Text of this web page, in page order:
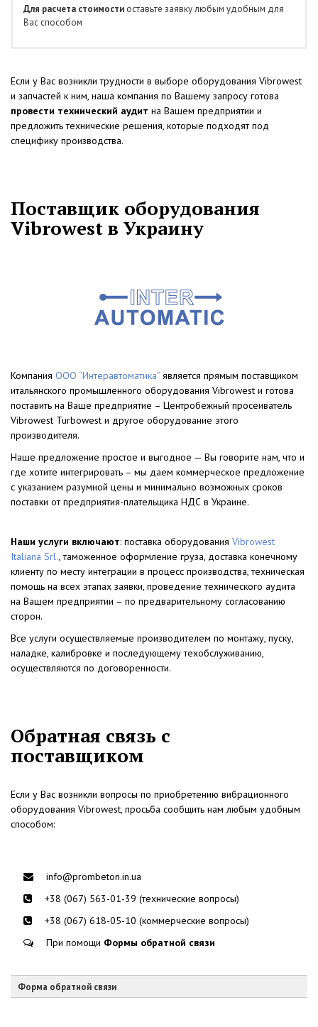
Для расчета стоимости оставьте заявку любым удобным для
Вас способом
Если у Вас возникли трудности в выборе оборудования Vibrowest
и запчастей к ним, наша компания по Вашему запросу готова
провести технический аудит на Вашем предприятии и
предложить технические решения, которые подходят под
специфику производства.
Поставщик оборудования
Vibrowest в Украину
Компания ООО “Интеравтоматика” является прямым поставщиком
итальянского промышленного оборудования Vibrowest и готова
поставить на Ваше предприятие – Центробежный просеиватель
Vibrowest Turbowest и другое оборудование этого
производителя.
Наше предложение простое и выгодное — Вы говорите нам, что и
где хотите интегрировать – мы даем коммерческое предложение
с указанием разумной цены и минимально возможных сроков
поставки от предприятия-плательщика НДС в Украине.
Наши услуги включают: поставка оборудования Vibrowest
Italiana Srl., таможенное оформление груза, доставка конечному
клиенту по месту интеграции в процесс производства, техническая
помощь на всех этапах заявки, проведение технического аудита
на Вашем предприятии – по предварительному согласованию
сторон.
Все услуги осуществляемые производителем по монтажу, пуску,
наладке, калибровке и последующему техобслуживанию,
осуществляются по договоренности.
Обратная связь с
поставщиком
Если у Вас возникли вопросы по приобретению вибрационного
оборудования Vibrowest, просьба сообщить нам любым удобным
способом:
info@prombeton.in.ua
+38 (067) 563-01-39 (технические вопросы)
+38 (067) 618-05-10 (коммерческие вопросы)
При помощи Формы обратной связи
Форма обратной связи